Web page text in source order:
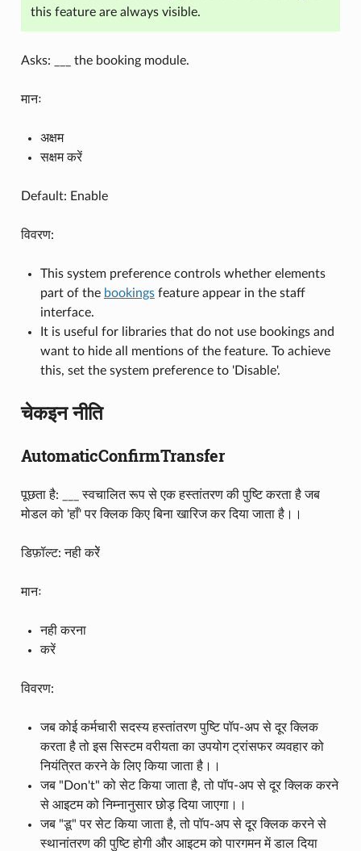
this feature are always visible.
Asks: ___ the booking module.
मानः
अक्षम
सक्षम करें
Default: Enable
विवरण:
This system preference controls whether elements
part of the bookingsfeature appear in the staff
interface.
It is useful for libraries that do not use bookings and
want to hide all mentions of the feature. To achieve
this, set the system preference to 'Disable'.
चेकइन नीति
AutomaticConfirmTransfer
पूछता है: ___ स्वचालित रूप से एक हस्तांतरण की पुष्टि करता है जब
मोडल को 'हाँ' पर क्लिक किए बिना खारिज कर दिया जाता है।।
डिफ़ॉल्ट: नही करेें
मानः
नही करना
करें
विवरण:
जब कोई कर्मचारी सदस्य हस्तांतरण पुष्टि पॉप-अप से दूर क्लिक
करता है तो इस सिस्टम वरीयता का उपयोग ट्रांसफर व्यवहार को
नियंत्रित करने के लिए किया जाता है।।
जब "Don't" को सेट किया जाता है, तो पॉप-अप से दूर क्लिक करने
से आइटम को निम्नानुसार छोड़ दिया जाएगा।।
जब "डू" पर सेट किया जाता है, तो पॉप-अप से दूर क्लिक करने से
स्थानांतरण की पुष्टि होगी और आइटम को पारगमन में डाल दिया